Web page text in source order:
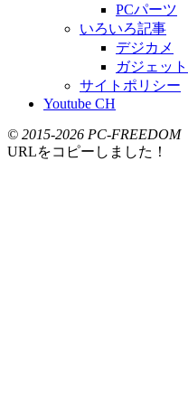
PCパーツ
いろいろ記事
デジカメ
ガジェット
サイトポリシー
Youtube CH
© 2015-2026 PC-FREEDOM
URLをコピーしました！